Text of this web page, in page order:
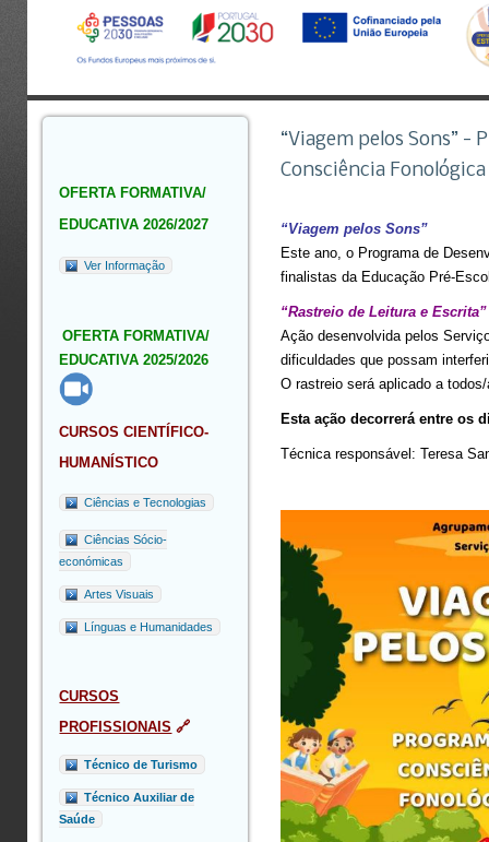
“Viagem pelos Sons” -
Consciência
“Viagem pelos Sons”
Este ano, o Programa de
finalistas da Educação Pré-
“Rastreio de Leitura e Escrita”
Ação desenvolvida pelos
dificuldades que possam
O rastreio será aplicado a
Esta ação decorrerá entre os
Técnica responsável: Teresa
OFERTA FORMATIVA/
EDUCATIVA 2026/2027
Ver Informação
OFERTA FORMATIVA/
EDUCATIVA 2025/2026
CURSOS CIENTÍFICO-
HUMANÍSTICO
Ciências e Tecnologias
Ciências Sócio-
económicas
Artes Visuais
Línguas e Humanidades
CURSOS
PROFISSIONAIS 🔗
Técnico de Turismo
Técnico Auxiliar de
Saúde